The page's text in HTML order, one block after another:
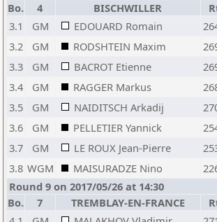
Bo.
4 BISCHWILLER
3.1
GM EDOUARD Romain
3.2
GM RODSHTEIN Maxim
3.3
GM BACROT Etienne
3.4
GM RAGGER Markus
3.5
GM NAIDITSCH Arkadij
3.6
GM PELLETIER Yannick
3.7
GM LE ROUX Jean-Pierre
3.8 WGM MAISURADZE Nino
Round 9 on 2017/05/26 at 14:30
Bo.
7 TREMBLAY-EN-FRANCE